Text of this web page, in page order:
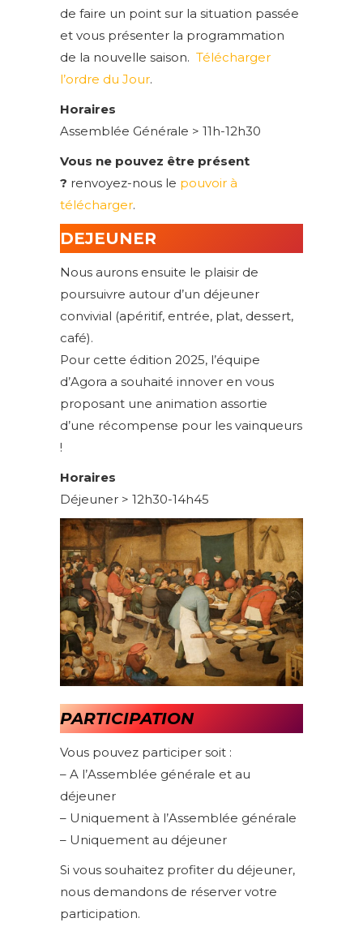
de faire un point sur la situation passée
et vous présenter la programmation
de la nouvelle saison. Télécharger
l’ordre du Jour.
Horaires
Assemblée Générale > 11h-12h30
Vous ne pouvez être présent
? renvoyez-nous le pouvoir à
télécharger.
DEJEUNER
Nous aurons ensuite le plaisir de
poursuivre autour d’un déjeuner
convivial (apéritif, entrée, plat, dessert,
café).
Pour cette édition 2025, l’équipe
d’Agora a souhaité innover en vous
proposant une animation assortie
d’une récompense pour les vainqueurs
!
Horaires
Déjeuner > 12h30-14h45
PARTICIPATION
Vous pouvez participer soit :
– A l’Assemblée générale et au
déjeuner
– Uniquement à l’Assemblée générale
– Uniquement au déjeuner
Si vous souhaitez profiter du déjeuner,
nous demandons de réserver votre
participation.